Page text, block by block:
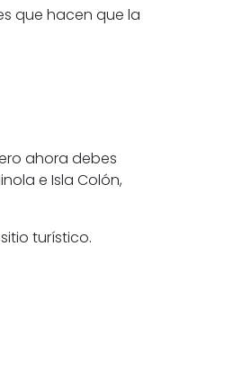
que hacen que la
ahora debes
e Isla Colón,
turístico.